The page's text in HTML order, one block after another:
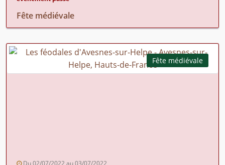
Fête médiévale
Fête médiévale
Du 02/07/2022 au 03/07/2022